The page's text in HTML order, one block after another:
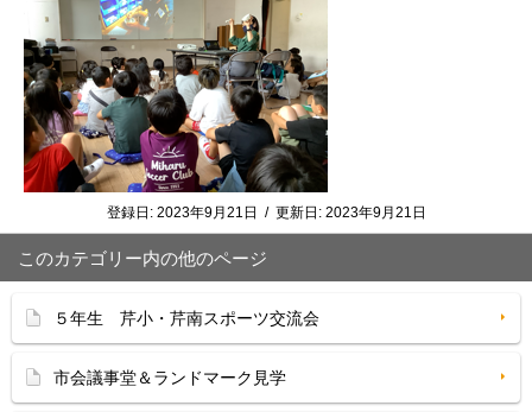
登録日: 2023年9月21日 / 更新日: 2023年9月21日
このカテゴリー内の他のページ
５年生 芹小・芹南スポーツ交流会
市会議事堂＆ランドマーク見学